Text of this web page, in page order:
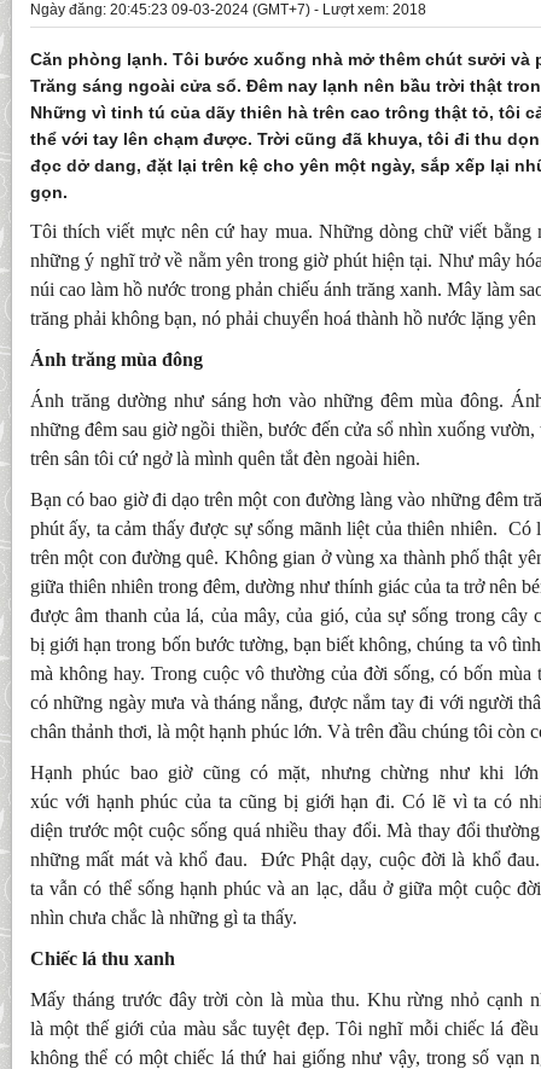
Ngày đăng: 20:45:23 09-03-2024 (GMT+7) - Lượt xem: 2018
Căn phòng lạnh. Tôi bước xuống nhà mở thêm chút sưởi và
Trăng sáng ngoài cửa sổ. Đêm nay lạnh nên bầu trời thật
Những vì tinh tú của dãy thiên hà trên cao trông thật tỏ, tôi
thể với tay lên chạm được. Trời cũng đã khuya, tôi đi thu
đọc dở dang, đặt lại trên kệ cho yên một ngày, sắp xếp lại
gọn.
Tôi thích viết mực nên cứ hay mua. Những dòng chữ viết bằng
những ý nghĩ trở về nằm yên trong giờ phút hiện tại. Như mây
núi cao làm hồ nước trong phản chiếu ánh trăng xanh. Mây làm
trăng phải không bạn, nó phải chuyển hoá thành hồ nước lặng
Ánh trăng mùa đông
Ánh trăng dường như sáng hơn vào những đêm mùa đông.
những đêm sau giờ ngồi thiền, bước đến cửa sổ nhìn xuống
trên sân tôi cứ ngở là mình quên tắt đèn ngoài hiên.
Bạn có bao giờ đi dạo trên một con đường làng vào những đêm
phút ấy, ta cảm thấy được sự sống mãnh liệt của thiên nhiên.
trên một con đường quê. Không gian ở vùng xa thành phố thật
giữa thiên nhiên trong đêm, dường như thính giác của ta trở nên
được âm thanh của lá, của mây, của gió, của sự sống trong cây
bị giới hạn trong bốn bước tường, bạn biết không, chúng ta vô
mà không hay. Trong cuộc vô thường của đời sống, có bốn
có những ngày mưa và tháng nắng, được nắm tay đi với người
chân thảnh thơi, là một hạnh phúc lớn. Và trên đầu chúng tôi còn
Hạnh phúc bao giờ cũng có mặt, nhưng chừng như khi
xúc với hạnh phúc của ta cũng bị giới hạn đi. Có lẽ vì ta có
diện trước một cuộc sống quá nhiều thay đổi. Mà thay đổi
những mất mát và khổ đau. Đức Phật dạy, cuộc đời là khổ
ta vẫn có thể sống hạnh phúc và an lạc, dẫu ở giữa một cuộc
nhìn chưa chắc là những gì ta thấy.
Chiếc lá thu xanh
Mấy tháng trước đây trời còn là mùa thu. Khu rừng nhỏ cạnh
là một thế giới của màu sắc tuyệt đẹp. Tôi nghĩ mỗi chiếc lá
không thể có một chiếc lá thứ hai giống như vậy, trong số vạn